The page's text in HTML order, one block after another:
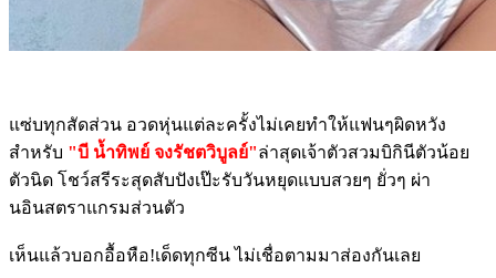
แซ่บทุกสัดส่วน อวดหุ่นแต่ละครั้งไม่เคยทำให้แฟนๆผิดหวัง
สำหรับ "บี น้ำทิพย์ จงรัชตวิบูลย์"ล่าสุดเจ้าตัวสวมบิกินีตัวน้อย
ตัวนิด โชว์สรีระสุดสับปังเป๊ะรับวันหยุดแบบสวยๆ ยั่วๆ ผ่า
นอินสตราแกรมส่วนตัว
เห็นแล้วบอกอื้อหือ!เด็ดทุกซีน ไม่เชื่อตามมาส่องกันเลย